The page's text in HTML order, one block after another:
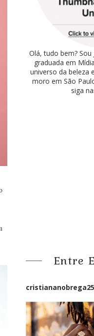
Olá, tudo bem?
graduada em
universo da beleza
moro em São
siga
Entre